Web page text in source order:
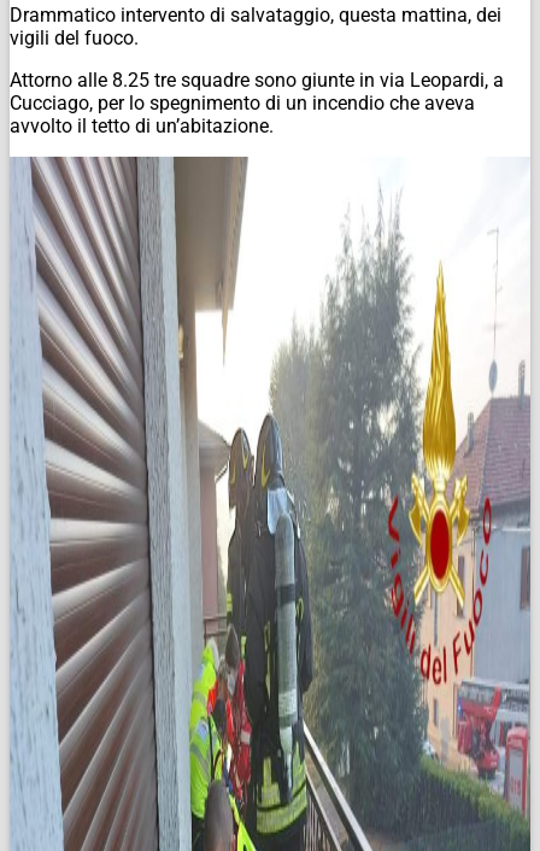
Drammatico intervento di salvataggio, questa mattina, dei
vigili del fuoco.
Attorno alle 8.25 tre squadre sono giunte in via Leopardi, a
Cucciago, per lo spegnimento di un incendio che aveva
avvolto il tetto di un’abitazione.